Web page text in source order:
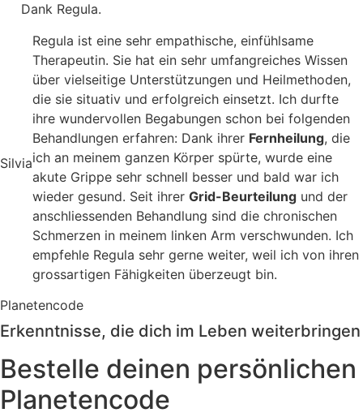
Dank Regula.
Silvia
Regula ist eine sehr empathische, einfühlsame
Therapeutin. Sie hat ein sehr umfangreiches Wissen
über vielseitige Unterstützungen und Heilmethoden,
die sie situativ und erfolgreich einsetzt. Ich durfte
ihre wundervollen Begabungen schon bei folgenden
Behandlungen erfahren: Dank ihrer Fernheilung, die
ich an meinem ganzen Körper spürte, wurde eine
akute Grippe sehr schnell besser und bald war ich
wieder gesund. Seit ihrer Grid-Beurteilung und der
anschliessenden Behandlung sind die chronischen
Schmerzen in meinem linken Arm verschwunden. Ich
empfehle Regula sehr gerne weiter, weil ich von ihren
grossartigen Fähigkeiten überzeugt bin.
Planetencode
Erkenntnisse, die dich im Leben weiterbringen
Bestelle deinen persönlichen
Planetencode